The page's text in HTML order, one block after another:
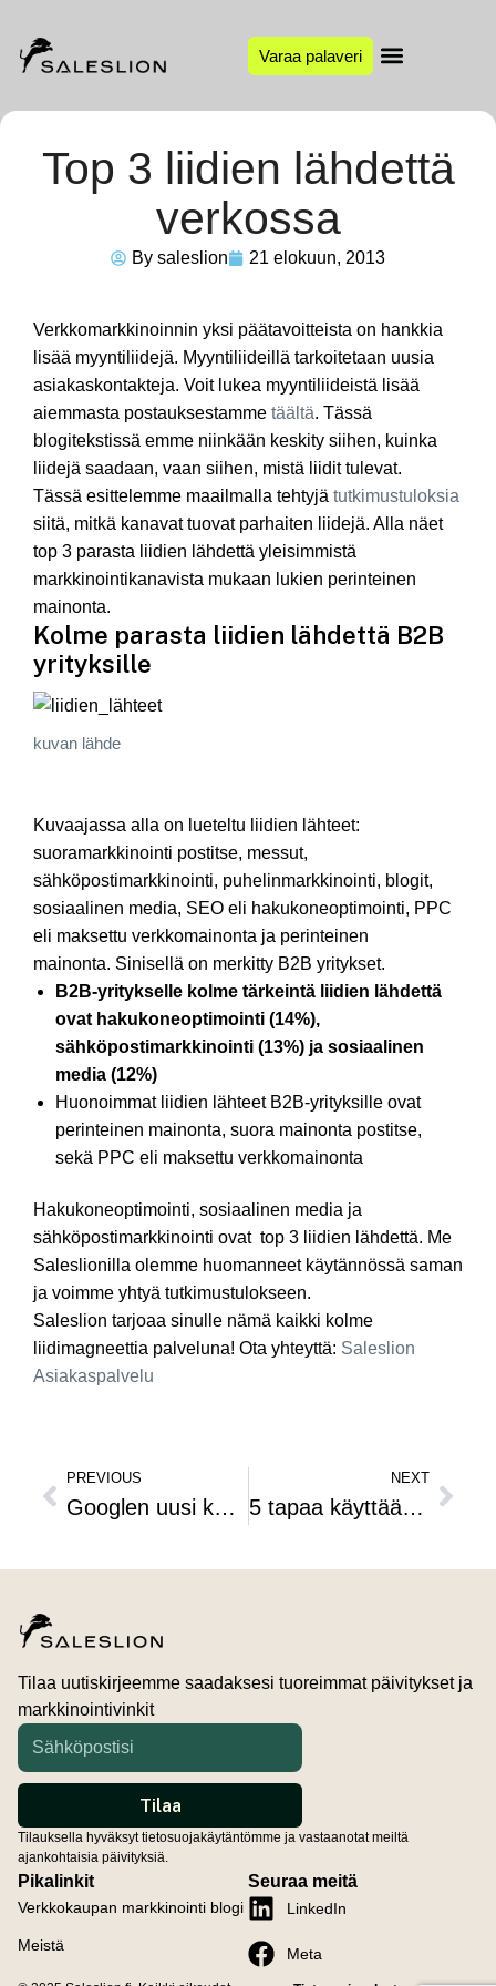
Varaa palaveri
Top 3 liidien lähdettä
verkossa
By saleslion 21 elokuun, 2013
Verkkomarkkinoinnin yksi päätavoitteista on hankkia
lisää myyntiliidejä. Myyntiliideillä tarkoitetaan uusia
asiakaskontakteja. Voit lukea myyntiliideistä lisää
aiemmasta postauksestamme täältä. Tässä
blogitekstissä emme niinkään keskity siihen, kuinka
liidejä saadaan, vaan siihen, mistä liidit tulevat.
Tässä esittelemme maailmalla tehtyjä tutkimustuloksia
siitä, mitkä kanavat tuovat parhaiten liidejä. Alla näet
top 3 parasta liidien lähdettä yleisimmistä
markkinointikanavista mukaan lukien perinteinen
mainonta.
Kolme parasta liidien lähdettä B2B
yrityksille
kuvan lähde
Kuvaajassa alla on lueteltu liidien lähteet:
suoramarkkinointi postitse, messut,
sähköpostimarkkinointi, puhelinmarkkinointi, blogit,
sosiaalinen media, SEO eli hakukoneoptimointi, PPC
eli maksettu verkkomainonta ja perinteinen
mainonta. Sinisellä on merkitty B2B yritykset.
B2B-yritykselle kolme tärkeintä liidien lähdettä
ovat hakukoneoptimointi (14%),
sähköpostimarkkinointi (13%) ja sosiaalinen
media (12%)
Huonoimmat liidien lähteet B2B-yrityksille ovat
perinteinen mainonta, suora mainonta postitse,
sekä PPC eli maksettu verkkomainonta
Hakukoneoptimointi, sosiaalinen media ja
sähköpostimarkkinointi ovat top 3 liidien lähdettä. Me
Saleslionilla olemme huomanneet käytännössä saman
ja voimme yhtyä tutkimustulokseen.
Saleslion tarjoaa sinulle nämä kaikki kolme
liidimagneettia palveluna! Ota yhteyttä: Saleslion
Asiakaspalvelu
PREVIOUS
Googlen uusi kanta: verkkosivut mobiiliystävällisiksi
NEXT
5 tapaa käyttää videota SoMe-markkinoinnissa
Tilaa uutiskirjeemme saadaksesi tuoreimmat päivitykset ja
markkinointivinkit
Tilauksella hyväksyt tietosuojakäytäntömme ja vastaanotat meiltä
ajankohtaisia päivityksiä.
Pikalinkit
Verkkokaupan markkinointi blogi
Meistä
Seuraa meitä
LinkedIn
Meta